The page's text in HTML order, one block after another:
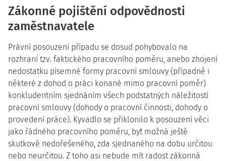
Zákonné pojištění odpovědnosti
zaměstnavatele
Právní posouzení případu se dosud pohybovalo na
rozhraní tzv. faktického pracovního poměru, anebo zhojení
nedostatku písemné formy pracovní smlouvy (případně i
některé z dohod o práci konané mimo pracovní poměr)
konkludentním sjednáním všech podstatných náležitostí
pracovní smlouvy (dohody o pracovní činnosti, dohody o
provedení práce). Kyvadlo se přiklonilo k posouzení věci
jako řádného pracovního poměru, byť možná ještě
skutkově nedořešeného, zda sjednaného na dobu určitou
nebo neurčitou. Z toho asi nebude mít radost zákonná